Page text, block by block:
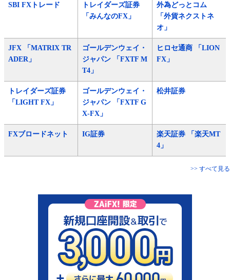
SBI FXトレード
トレイダーズ証券
「みんなのFX」
外為どっとコム
「外貨ネクストネ
オ」
JFX 「MATRIX TR
ADER」
ゴールデンウェイ・
ジャパン 「FXTF M
T4」
ヒロセ通商 「LION
FX」
トレイダーズ証券
「LIGHT FX」
ゴールデンウェイ・
ジャパン 「FXTF G
X-FX」
松井証券
FXブロードネット IG証券
楽天証券 「楽天MT
4」
>> すべて見る